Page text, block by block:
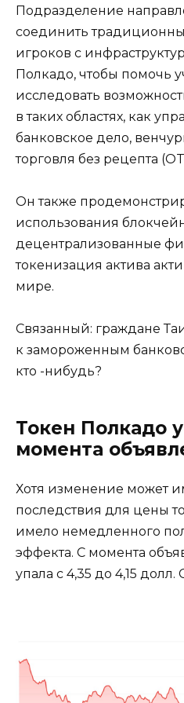
Подразделение
соединить
игроков с
Полкадо, чтобы помочь
исследовать
в таких областях, как
банковское дело,
торговля без рецепта
Он также
использования
децентрализованные
токенизация актива
мире.
Связанный: граждане
к замороженным
кто -нибудь?
Токен Полкадо
момента
Хотя изменение может
последствия для цены
имело немедленного
эффекта. С момента
упала с 4,35 до 4,15